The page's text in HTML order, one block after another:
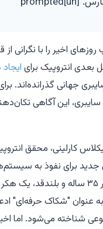
اخیر را با نگرانی از
انتروپیک برای
جهانی گذرانده‌اند.
سایبری، این آگاهی
کارلینی، محقق
جدید برای نفوذ به
شده است. این هکر ۳۵ ساله و
"شکاک حرفه‌ای"
شناخته می‌شود. اما